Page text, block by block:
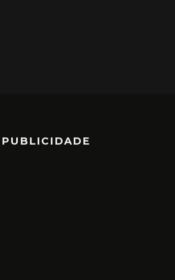
PUBLICIDADE